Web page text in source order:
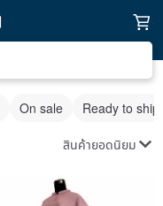
On sale Ready to ship
สินค้ายอดนิยม